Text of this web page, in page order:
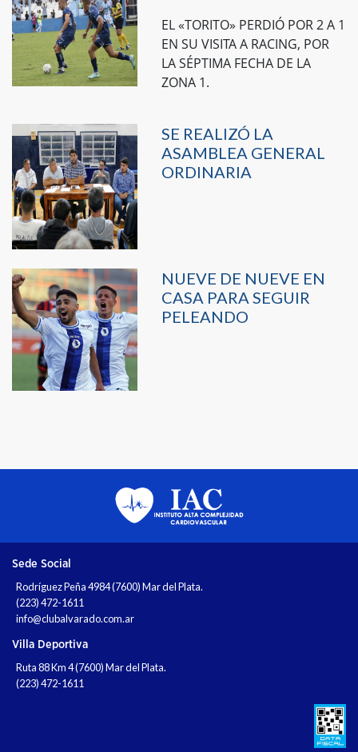
EL «TORITO» PERDIÓ POR 2 A 1
EN SU VISITA A RACING, POR
LA SÉPTIMA FECHA DE LA
ZONA 1.
SE REALIZÓ LA
ASAMBLEA GENERAL
ORDINARIA
NUEVE DE NUEVE EN
CASA PARA SEGUIR
PELEANDO
Sede Social
Rodríguez Peña 4984 (7600) Mar del Plata.
(223) 472-1611
info@clubalvarado.com.ar
Villa Deportiva
Ruta 88 Km 4 (7600) Mar del Plata.
(223) 472-1611